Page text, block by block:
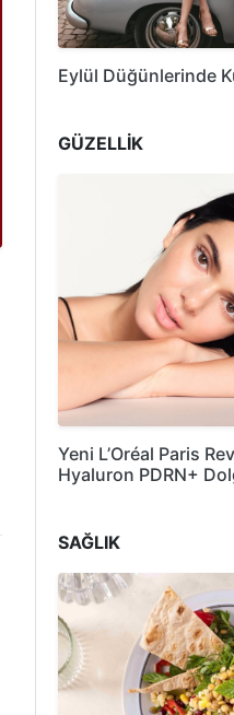
Eylül Düğünlerinde
GÜZELLİK
Yeni L’Oréal Paris
Hyaluron PDRN+
SAĞLIK